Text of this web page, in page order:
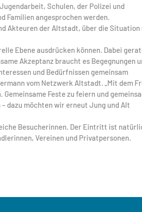
Schulen, der Polizei und
Familien angesprochen werden.
Akteuren der Altstadt, über die Situation
Ebene ausdrücken können. Dabei
Akzeptanz braucht es Begegnungen
und Bedürfnissen gemeinsam
vom Netzwerk Altstadt. „Mit dem
Feste zu feiern und
dazu möchten wir erneut Jung und Alt
Besucherinnen. Der Eintritt ist
Vereinen und Privatpersonen.